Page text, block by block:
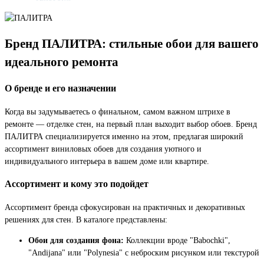
Бренд ПАЛИТРА: стильные обои для вашего
идеального ремонта
О бренде и его назначении
Когда вы задумываетесь о финальном, самом важном штрихе в
ремонте — отделке стен, на первый план выходит выбор обоев. Бренд
ПАЛИТРА специализируется именно на этом, предлагая широкий
ассортимент виниловых обоев для создания уютного и
индивидуального интерьера в вашем доме или квартире.
Ассортимент и кому это подойдет
Ассортимент бренда сфокусирован на практичных и декоративных
решениях для стен. В каталоге представлены:
Обои для создания фона: Коллекции вроде "Babochki",
"Andijana" или "Polynesia" с неброским рисунком или текстурой